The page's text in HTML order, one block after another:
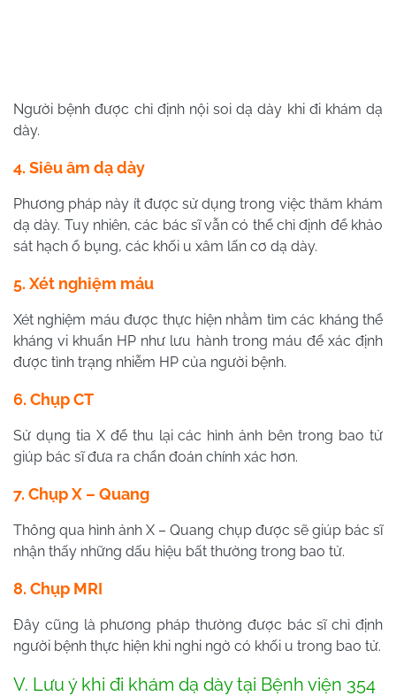
Người bệnh được chỉ định nội soi dạ dày khi đi khám dạ
dày.
4. Siêu âm dạ dày
Phương pháp này ít được sử dụng trong việc thăm khám
dạ dày. Tuy nhiên, các bác sĩ vẫn có thể chỉ định để khảo
sát hạch ổ bụng, các khối u xâm lấn cơ dạ dày.
5. Xét nghiệm máu
Xét nghiệm máu được thực hiện nhằm tìm các kháng thể
kháng vi khuẩn HP như lưu hành trong máu để xác định
được tình trạng nhiễm HP của người bệnh.
6. Chụp CT
Sử dụng tia X để thu lại các hình ảnh bên trong bao tử
giúp bác sĩ đưa ra chẩn đoán chính xác hơn.
7. Chụp X – Quang
Thông qua hình ảnh X – Quang chụp được sẽ giúp bác sĩ
nhận thấy những dấu hiệu bất thường trong bao tử.
8. Chụp MRI
Đây cũng là phương pháp thường được bác sĩ chỉ định
người bệnh thực hiện khi nghi ngờ có khối u trong bao tử.
V. Lưu ý khi đi khám dạ dày tại Bệnh viện 354